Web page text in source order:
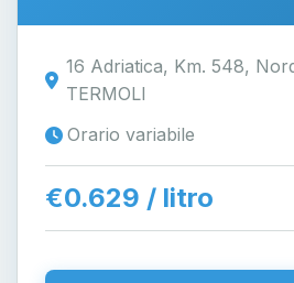
16 Adriatica, Km. 548,
TERMOLI
Orario variabile
€0.629 / litro